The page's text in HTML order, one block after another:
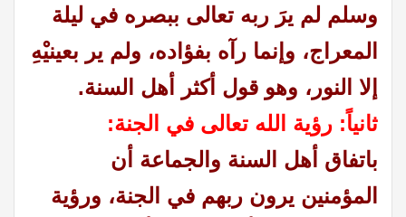
وسلم لم يرَ ربه تعالى ببصره في ليلة
المعراج، وإنما رآه بفؤاده، ولم ير بعينيْهِ
إلا النور، وهو قول أكثر أهل السنة.
ثانياً: رؤية الله تعالى في الجنة:
باتفاق أهل السنة والجماعة أن
المؤمنين يرون ربهم في الجنة، ورؤية